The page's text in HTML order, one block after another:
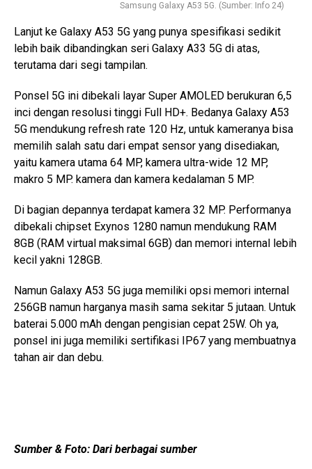
Samsung Galaxy A53 5G. (Sumber: Info 24)
Lanjut ke Galaxy A53 5G yang punya spesifikasi sedikit
lebih baik dibandingkan seri Galaxy A33 5G di atas,
terutama dari segi tampilan.
Ponsel 5G ini dibekali layar Super AMOLED berukuran 6,5
inci dengan resolusi tinggi Full HD+. Bedanya Galaxy A53
5G mendukung refresh rate 120 Hz, untuk kameranya bisa
memilih salah satu dari empat sensor yang disediakan,
yaitu kamera utama 64 MP, kamera ultra-wide 12 MP,
makro 5 MP. kamera dan kamera kedalaman 5 MP.
Di bagian depannya terdapat kamera 32 MP. Performanya
dibekali chipset Exynos 1280 namun mendukung RAM
8GB (RAM virtual maksimal 6GB) dan memori internal lebih
kecil yakni 128GB.
Namun Galaxy A53 5G juga memiliki opsi memori internal
256GB namun harganya masih sama sekitar 5 jutaan. Untuk
baterai 5.000 mAh dengan pengisian cepat 25W. Oh ya,
ponsel ini juga memiliki sertifikasi IP67 yang membuatnya
tahan air dan debu.
Sumber & Foto: Dari berbagai sumber